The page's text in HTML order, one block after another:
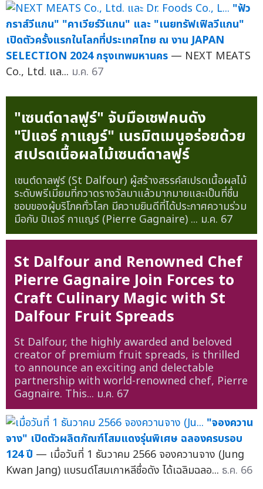
"ฟัว
กราส์วีแกน" "คาเวียร์วีแกน" และ "เนยทรัฟเฟิลวีแกน"
เปิดตัวครั้งแรกในโลกที่ประเทศไทย ณ งาน JAPAN
SELECTION 2024 กรุงเทพมหานคร — NEXT MEATS
Co., Ltd. แล... ม.ค. 67
"เซนต์ดาลฟูร์" จับมือเชฟคนดัง
"ปิแอร์ กาแญร์" เนรมิตเมนูอร่อยด้วย
สเปรดเนื้อผลไม้เซนต์ดาลฟูร์
เซนต์ดาลฟูร์ (St Dalfour) ผู้สร้างสรรค์สเปรดเนื้อผลไม้
ระดับพรีเมียมที่กวาดรางวัลมาแล้วมากมายและเป็นที่ชื่น
ชอบของผู้บริโภคทั่วโลก มีความยินดีที่ได้ประกาศความร่วม
มือกับ ปิแอร์ กาแญร์ (Pierre Gagnaire) ... ม.ค. 67
St Dalfour and Renowned Chef
Pierre Gagnaire Join Forces to
Craft Culinary Magic with St
Dalfour Fruit Spreads
St Dalfour, the highly awarded and beloved
creator of premium fruit spreads, is thrilled
to announce an exciting and delectable
partnership with world-renowned chef, Pierre
Gagnaire. This... ม.ค. 67
"จองควาน
จาง" เปิดตัวผลิตภัณฑ์โสมแดงรุ่นพิเศษ ฉลองครบรอบ
124 ปี — เมื่อวันที่ 1 ธันวาคม 2566 จองควานจาง (Jung
Kwan Jang) แบรนด์โสมเกาหลีชื่อดัง ได้เฉลิมฉลอ... ธ.ค. 66